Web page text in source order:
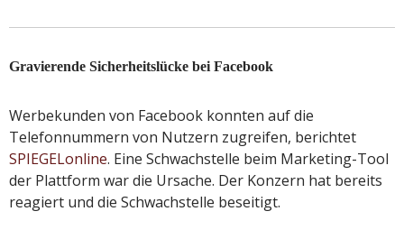
Gravierende Sicherheitslücke bei Facebook
Werbekunden von Facebook konnten auf die
Telefonnummern von Nutzern zugreifen, berichtet
SPIEGELonline. Eine Schwachstelle beim Marketing-Tool
der Plattform war die Ursache. Der Konzern hat bereits
reagiert und die Schwachstelle beseitigt.